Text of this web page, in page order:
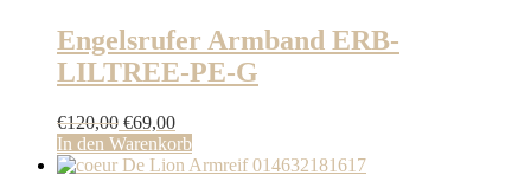
Engelsrufer Armband ERB-
LILTREE-PE-G
€120,00 Ursprünglicher
Preis
war:
€69,00Aktueller
Preis
ist:
In den Warenkorb